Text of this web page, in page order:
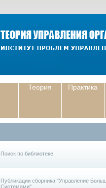
Теория Практика
Поиск по библиотеке
Публикации сборника "Управление
Системами"